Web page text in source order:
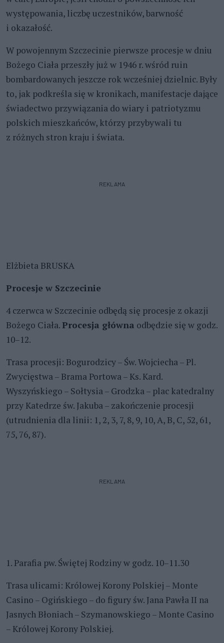
występowania, liczbę uczestników, barwność
i okazałość.
W powojennym Szczecinie pierwsze procesje w dniu
Bożego Ciała przeszły już w 1946 r. wśród ruin
bombardowanych jeszcze rok wcześniej dzielnic. Były
to, jak podkreśla się w kronikach, manifestacje dające
świadectwo przywiązania do wiary i patriotyzmu
polskich mieszkańców, którzy przybywali tu
z różnych stron kraju i świata.
REKLAMA
Elżbieta BRUSKA
Procesje w Szczecinie
4 czerwca w Szczecinie odbędą się procesje z okazji
Bożego Ciała. Procesja główna odbędzie się w godz.
10–12.
Trasa procesji: Bogurodzicy – Św. Wojciecha – Pl.
Zwycięstwa – Brama Portowa – Ks. Kard.
Wyszyńskiego – Sołtysia – Grodzka – plac katedralny
przy Katedrze św. Jakuba – zakończenie procesji
(utrudnienia dla linii: 1, 2, 3, 7, 8, 9, 10, A, B, C, 52, 61,
75, 76, 87).
REKLAMA
1. Parafia pw. Świętej Rodziny w godz. 10–11.30
Trasa ulicami: Królowej Korony Polskiej – Monte
Casino – Ogińskiego – do figury św. Jana Pawła II na
Jasnych Błoniach – Szymanowskiego – Monte Casino
– Królowej Korony Polskiej.